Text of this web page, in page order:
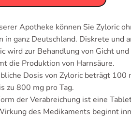
Apotheke können Sie Zyloric
in ganz Deutschland. Diskrete und
wird zur Behandlung von Gicht
die Produktion von Harnsäure.
Dosis von Zyloric beträgt
zu 800 mg pro Tag.
der Verabreichung ist eine
des Medikaments beginnt